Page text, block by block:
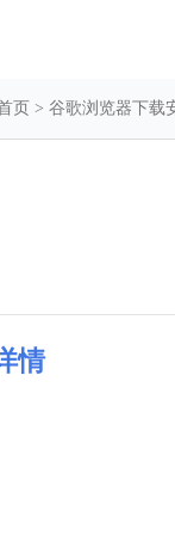
页 > 谷歌浏览器下载
情